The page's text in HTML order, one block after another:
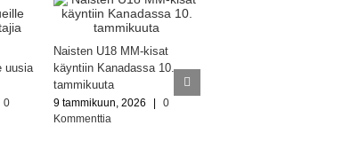
uusia
0
Naisten U18 MM-kisat
käyntiin Kanadassa 10.
tammikuuta
9 tammikuun, 2026
0
Kommenttia